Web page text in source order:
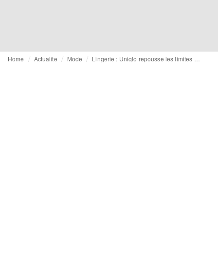
Home Actualite Mode